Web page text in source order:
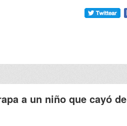
a un niño que cayó de